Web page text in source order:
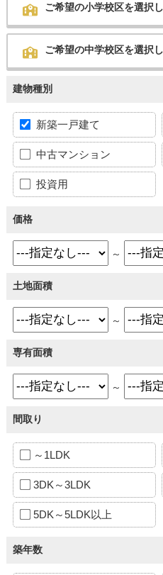
ご希望の小学校区を選択
ご希望の中学校区を選択
建物種別
新築一戸建て
中古マンション
投資用
価格
～
土地面積
～
専有面積
～
間取り
～1LDK
3DK～3LDK
5DK～5LDK以上
築年数